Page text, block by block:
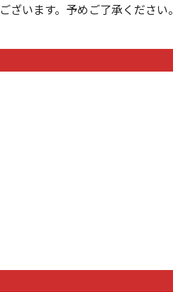
います。予めご了承ください。